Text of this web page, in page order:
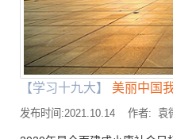
【学习十九大】 美丽中国
发布时间:2021.10.14 作者: 袁